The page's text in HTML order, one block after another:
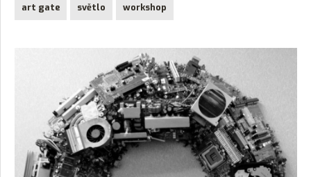
art gate světlo workshop